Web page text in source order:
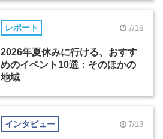
レポート 7/16
2026年夏休みに行ける、おすす
めのイベント10選：そのほかの
地域
インタビュー 7/13